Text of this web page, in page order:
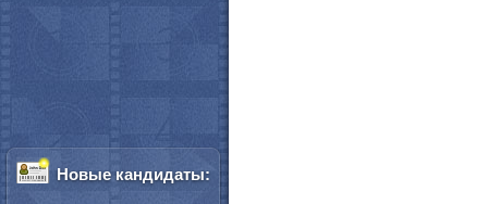
Новые кандидаты: